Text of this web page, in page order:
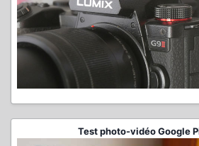
Test photo-vidéo Google